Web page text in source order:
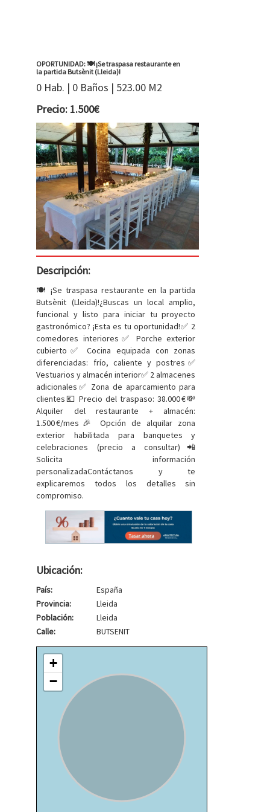
OPORTUNIDAD: 🍽️ ¡Se traspasa restaurante en
la partida Butsènit (Lleida)!
0 Hab. | 0 Baños | 523.00 M2
Precio: 1.500€
Descripción:
🍽️ ¡Se traspasa restaurante en la partida
Butsènit (Lleida)!¿Buscas un local amplio,
funcional y listo para iniciar tu proyecto
gastronómico? ¡Esta es tu oportunidad!✅ 2
comedores interiores✅ Porche exterior
cubierto✅ Cocina equipada con zonas
diferenciadas: frío, caliente y postres✅
Vestuarios y almacén interior✅ 2 almacenes
adicionales✅ Zona de aparcamiento para
clientes💶 Precio del traspaso: 38.000 €💸
Alquiler del restaurante + almacén:
1.500 €/mes🎉 Opción de alquilar zona
exterior habilitada para banquetes y
celebraciones (precio a consultar)📲
Solicita información
personalizadaContáctanos y te
explicaremos todos los detalles sin
compromiso.
Ubicación:
País:
España
Provincia:
Lleida
Población:
Lleida
Calle:
BUTSENIT
+
−